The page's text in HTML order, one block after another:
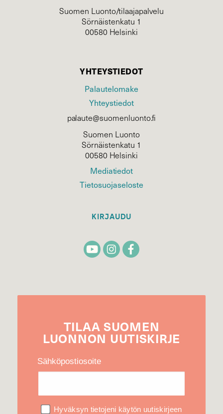
Suomen Luonto/tilaajapalvelu
Sörnäistenkatu 1
00580 Helsinki
YHTEYSTIEDOT
Palautelomake
Yhteystiedot
palaute@suomenluonto.fi
Suomen Luonto
Sörnäistenkatu 1
00580 Helsinki
Mediatiedot
Tietosuojaseloste
KIRJAUDU
TILAA SUOMEN
LUONNON UUTIS­KIRJE
Sähköpostiosoite
Hyväksyn tietojeni käytön uutiskirjeen